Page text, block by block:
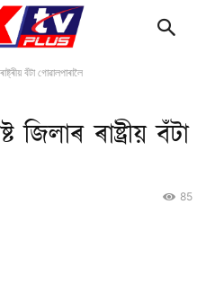
বঁটা গোৱালপাৰালৈ
ৰাষ্ট্ৰীয় বঁটা
85